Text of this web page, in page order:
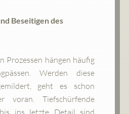
Beseitigen des
Prozessen hängen häufig
Werden diese
geht es schon
voran. Tiefschürfende
bis ins letzte Detail sind